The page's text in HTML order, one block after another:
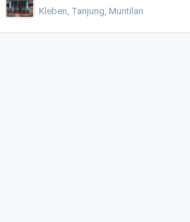
Kleben, Tanjung, Muntilan